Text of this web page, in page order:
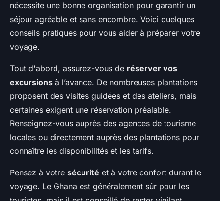
nécessite une bonne organisation pour garantir un
séjour agréable et sans encombre. Voici quelques
conseils pratiques pour vous aider à préparer votre
voyage.
Tout d'abord, assurez-vous de réserver vos
excursions à l’avance. De nombreuses plantations
proposent des visites guidées et des ateliers, mais
certaines exigent une réservation préalable.
Renseignez-vous auprès des agences de tourisme
locales ou directement auprès des plantations pour
connaître les disponibilités et les tarifs.
Pensez à votre sécurité et à votre confort durant le
voyage. Le Ghana est généralement sûr pour les